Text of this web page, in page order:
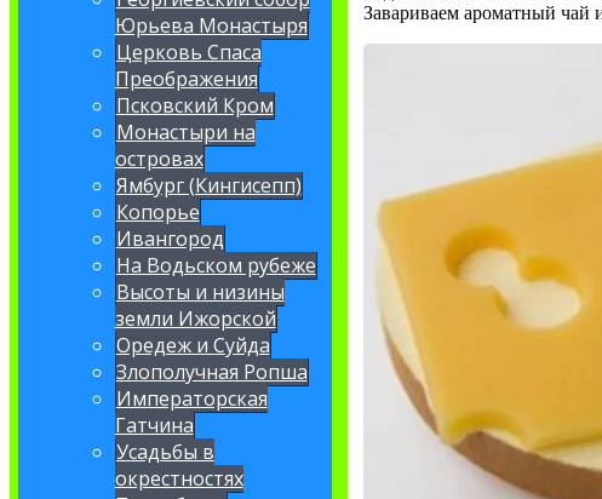
Юрьева Монастыря
Церковь Спаса
Преображения
Псковский Кром
Монастыри на
островах
Ямбург (Кингисепп)
Копорье
Ивангород
На Водьском рубеже
Высоты и низины
земли Ижорской
Оредеж и Суйда
Злополучная Ропша
Императорская
Гатчина
Усадьбы в
окрестностях
Завариваем ароматный чай